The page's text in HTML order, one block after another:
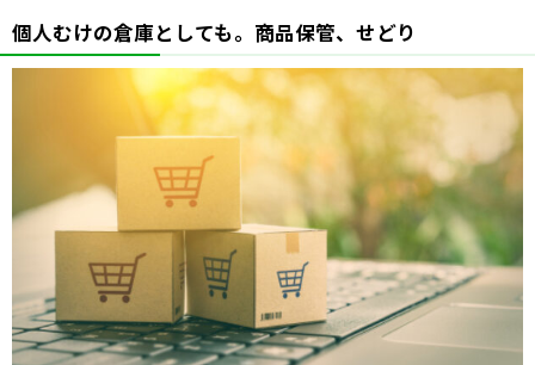
個人むけの倉庫としても。商品保管、せどり